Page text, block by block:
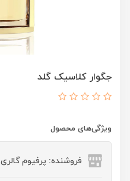
جگوار کلاسیک گلد
ویژگی‌های محصول
فروشنده: پرفیوم گالری